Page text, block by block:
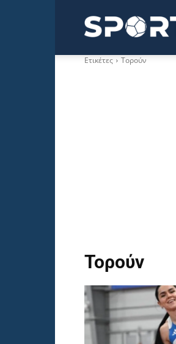
Ετικέτες Τορούν
Τορούν